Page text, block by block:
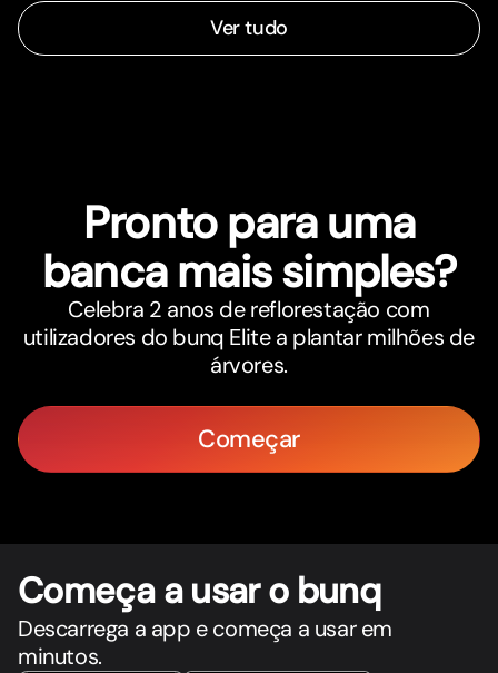
Ver tudo
Pronto para uma
banca mais simples?
Celebra 2 anos de reflorestação com
utilizadores do bunq Elite a plantar milhões de
árvores.
Começar
Começa a usar o bunq
Descarrega a app e começa a usar em
minutos.